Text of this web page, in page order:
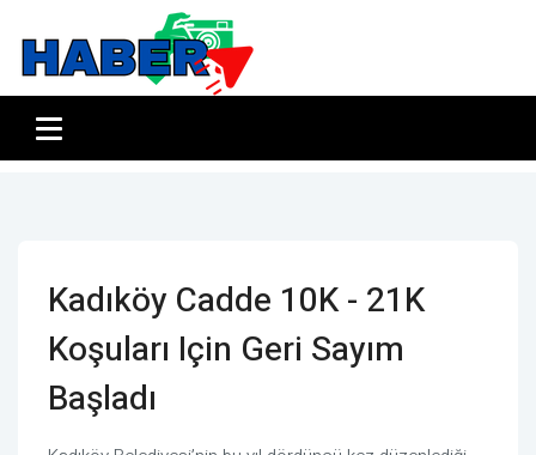
Kadıköy Cadde 10K - 21K
Koşuları Için Geri Sayım
Başladı